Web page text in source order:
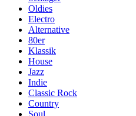
Oldies
Electro
Alternative
80er
Klassik
House
Jazz
Indie
Classic Rock
Country